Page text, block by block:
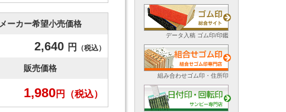
メーカー希望小売価格
2,640 円 （税込）
販売価格
1,980円 （税込）
データ入稿 ゴム印/印鑑
組み合わせゴム印・住所印